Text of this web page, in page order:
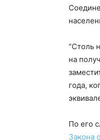
“Столь
на
года,
По его
Закона